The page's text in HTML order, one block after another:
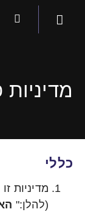
כללי
מדיניות
(להלן:"